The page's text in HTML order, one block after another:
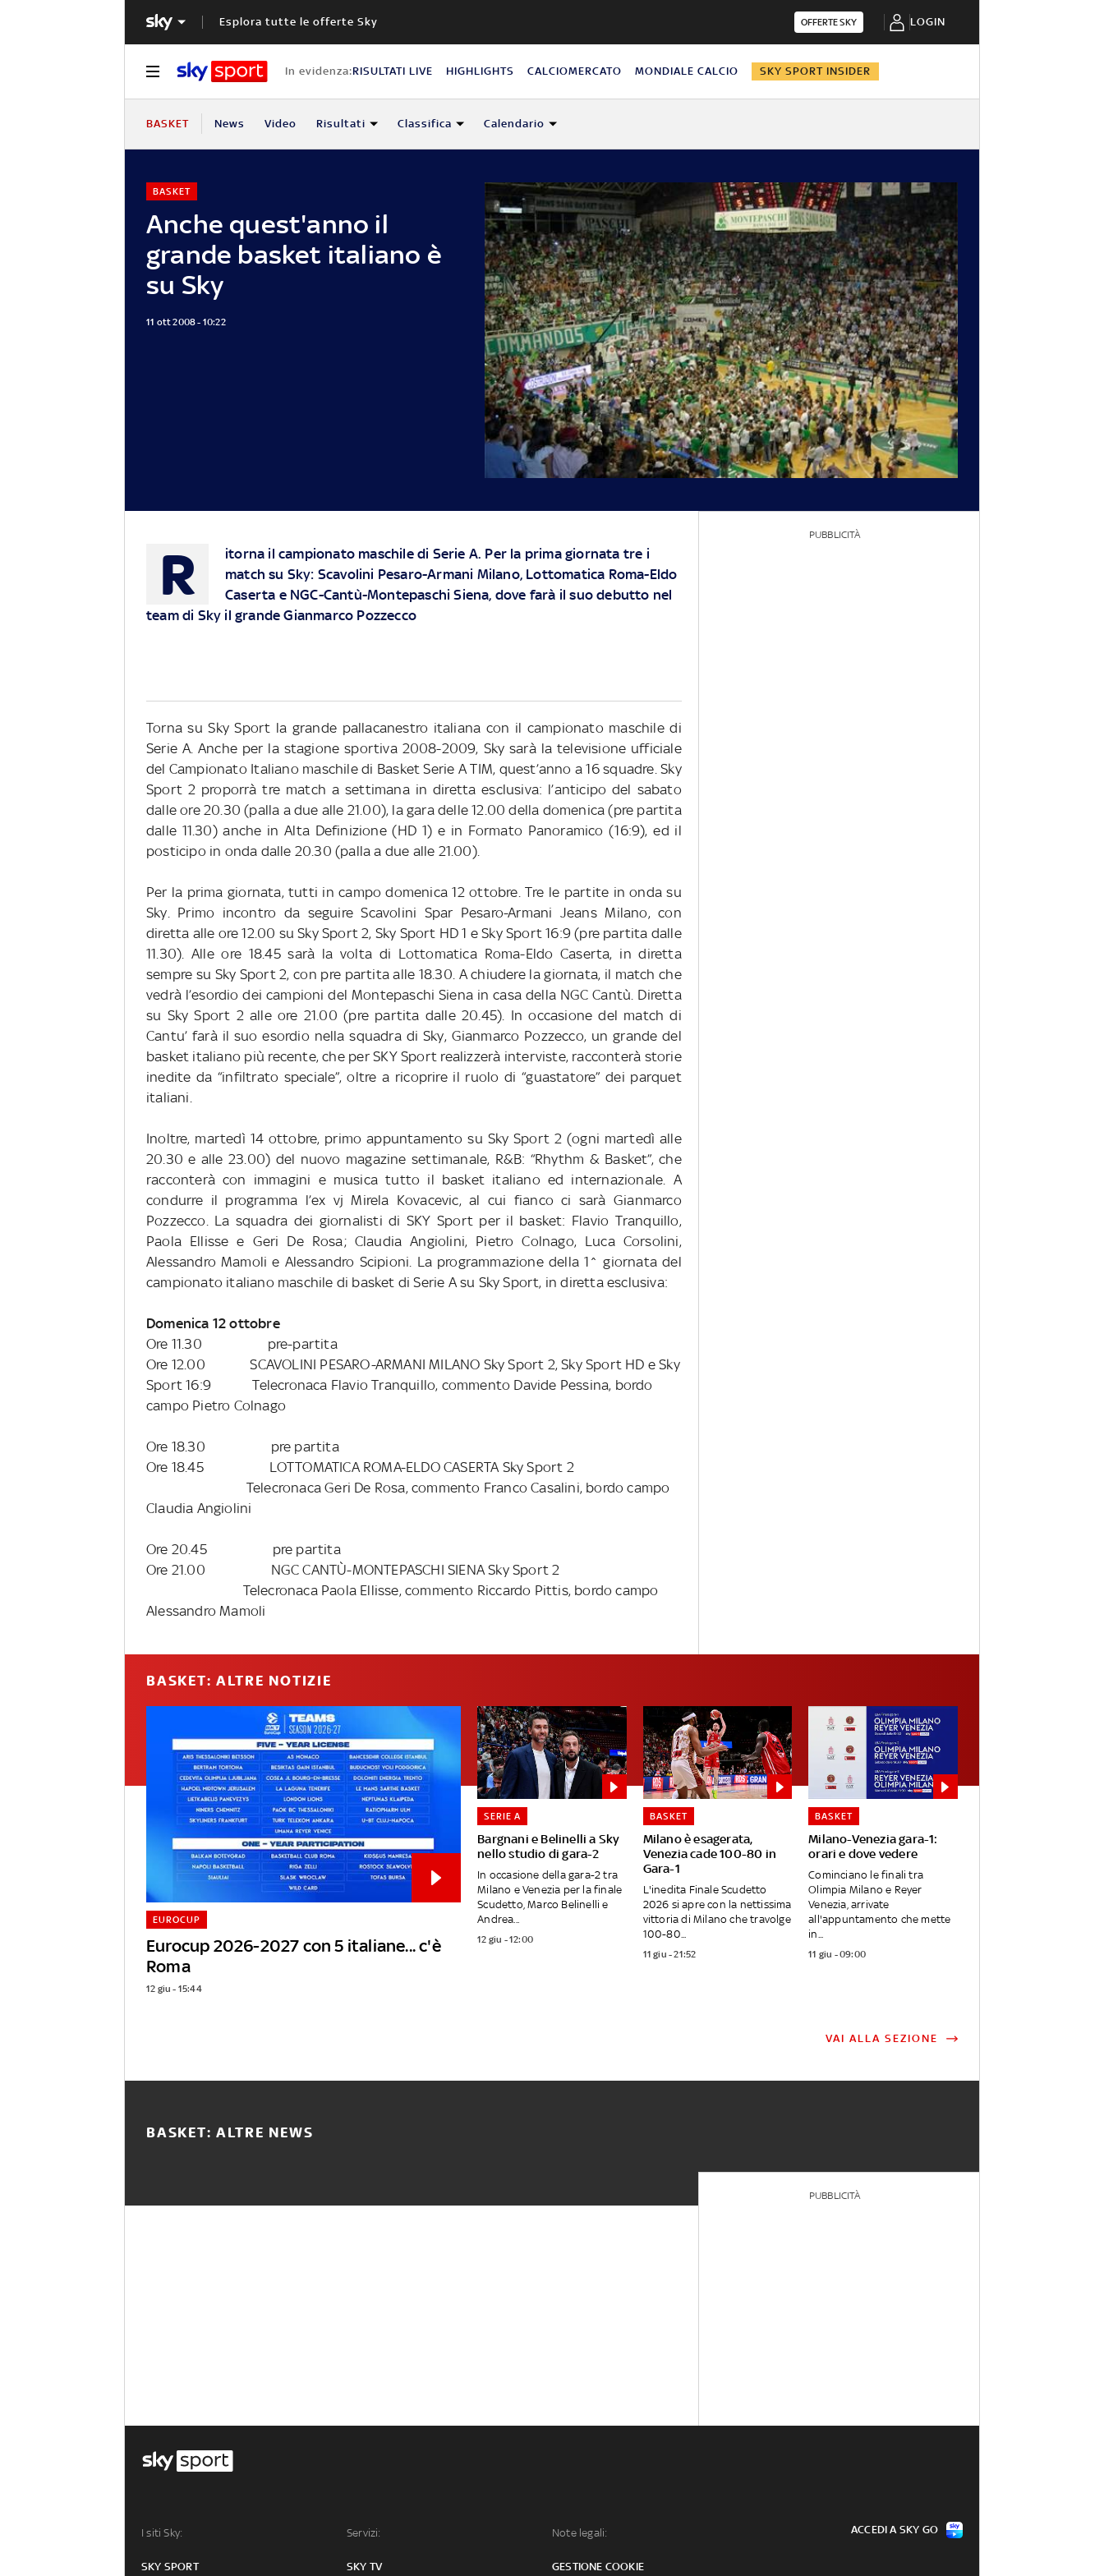
Esplora tutte le offerte Sky OFFERTE SKY LOGIN
In evidenza:RISULTATI LIVE HIGHLIGHTS CALCIOMERCATO MONDIALE CALCIO SKY SPORT INSIDER
BASKET News Video Risultati Classifica Calendario
Anche quest'anno il
grande basket italiano è
su Sky
BASKET
11 ott 2008 - 10:22
R
itorna il campionato maschile di Serie A. Per la prima giornata tre i
match su Sky: Scavolini Pesaro-Armani Milano, Lottomatica Roma-Eldo
Caserta e NGC-Cantù-Montepaschi Siena, dove farà il suo debutto nel
team di Sky il grande Gianmarco Pozzecco
Torna su Sky Sport la grande pallacanestro italiana con il campionato maschile di
Serie A.Anche per la stagione sportiva 2008-2009, Sky sarà la televisione ufficiale
del Campionato Italiano maschile di Basket Serie A TIM, quest’anno a 16 squadre.Sky
Sport 2 proporrà tre match a settimana in diretta esclusiva: l’anticipo del sabato
dalle ore 20.30 (palla a due alle 21.00), la gara delle 12.00 della domenica (pre partita
dalle 11.30) anche in Alta Definizione (HD 1) e in Formato Panoramico (16:9), ed il
posticipo in onda dalle 20.30 (palla a due alle 21.00).
Per la prima giornata, tutti in campo domenica 12 ottobre. Tre le partite in onda su
Sky. Primo incontro da seguire Scavolini Spar Pesaro-Armani Jeans Milano, con
diretta alle ore 12.00 su Sky Sport 2, Sky Sport HD 1 e Sky Sport 16:9 (pre partita dalle
11.30). Alle ore 18.45 sarà la volta di Lottomatica Roma-Eldo Caserta, in diretta
sempre su Sky Sport 2, con pre partita alle 18.30. A chiudere la giornata, il match che
vedrà l’esordio dei campioni del Montepaschi Siena in casa della NGC Cantù. Diretta
su Sky Sport 2 alle ore 21.00 (pre partita dalle 20.45). In occasione del match di
Cantu’ farà il suo esordio nella squadra di Sky, Gianmarco Pozzecco, un grande del
basket italiano più recente,che per SKY Sport realizzerà interviste, racconterà storie
inedite da “infiltrato speciale”, oltre a ricoprire il ruolo di “guastatore” dei parquet
italiani.
Inoltre, martedì 14 ottobre, primo appuntamento su Sky Sport 2 (ogni martedì alle
20.30 e alle 23.00) del nuovo magazine settimanale, R&B: “Rhythm & Basket”, che
racconterà con immagini e musica tutto il basket italiano ed internazionale. A
condurre il programma l’ex vj Mirela Kovacevic, al cui fianco ci sarà Gianmarco
Pozzecco. La squadra dei giornalisti di SKY Sport per il basket: Flavio Tranquillo,
Paola Ellisse e Geri De Rosa; Claudia Angiolini, Pietro Colnago, Luca Corsolini,
Alessandro Mamoli e Alessandro Scipioni. La programmazione della 1^ giornata del
campionato italiano maschile di basket di Serie A su Sky Sport, in diretta esclusiva:
Domenica 12 ottobre
Ore 11.30
pre-partita
Ore 12.00
SCAVOLINI PESARO-ARMANI MILANO Sky Sport 2, Sky Sport HD e Sky
Sport 16:9Telecronaca Flavio Tranquillo, commento Davide Pessina, bordo
campo Pietro Colnago
Ore 18.30
pre partita
Ore 18.45
LOTTOMATICA ROMA-ELDO CASERTA Sky Sport 2
Telecronaca Geri De Rosa, commento Franco Casalini, bordo campo
Claudia Angiolini
Ore 20.45
pre partita
Ore 21.00
NGC CANTÙ-MONTEPASCHI SIENASky Sport 2
Telecronaca Paola Ellisse, commento Riccardo Pittis, bordo campo
Alessandro Mamoli
PUBBLICITÀ
BASKET: ALTRE NOTIZIE
Eurocup 2026-2027 con 5 italiane... c'è
Roma
EUROCUP
12 giu - 15:44
Bargnani e Belinelli a Sky
nello studio di gara-2
SERIE A
In occasione della gara-2 tra
Milano e Venezia per la finale
Scudetto, Marco Belinelli e
Andrea...
12 giu - 12:00
Milano è esagerata,
Venezia cade 100-80 in
Gara-1
BASKET
L'inedita Finale Scudetto
2026 si apre con la nettissima
vittoria di Milano che travolge
100-80...
11 giu - 21:52
Milano-Venezia gara-1:
orari e dove vedere
BASKET
Cominciano le finali tra
Olimpia Milano e Reyer
Venezia, arrivate
all'appuntamento che mette
in...
11 giu - 09:00
VAI ALLA SEZIONE
BASKET: ALTRE NEWS
PUBBLICITÀ
I siti Sky:
SKY SPORT
Servizi:
SKY TV
Note legali:
GESTIONE COOKIE
ACCEDI A SKY GO